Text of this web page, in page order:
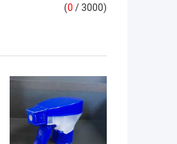
(0 / 3000)